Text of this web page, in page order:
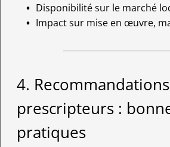
Disponibilité sur le marché
Impact sur mise en œuvre,
4.
prescripteurs :
pratiques